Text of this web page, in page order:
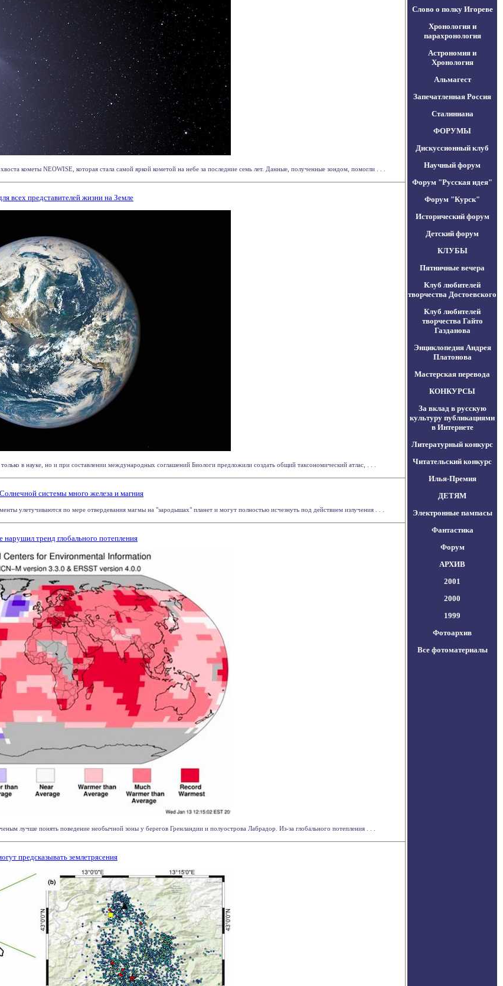
кометы NEOWISE, которая стала самой яркой кометой на небе за последние семь лет. Данные, полученные зондом, помогли . . .
всех представителей жизни на Земле
в науке, но и при составлении международных соглашений Биологи предложили создать общий таксономический атлас, . . .
системы много железа и магния
улетучиваются по мере отвердевания магмы на "зародышах" планет и могут полностью исчезнуть под действием излучения . . .
тренд глобального потепления
лучше понять поведение необычной зоны у берегов Гренландии и полуострова Лабрадор. Из-за глобального потепления . . .
предсказывать землетрясения
Слово о полку Игореве
Хронология и
парахронология
Астрономия и
Хронология
Альмагест
Запечатленная Россия
Сталиниана
ФОРУМЫ
Дискуссионный клуб
Научный форум
Форум "Русская идея"
Форум "Курск"
Исторический форум
Детский форум
КЛУБЫ
Пятничные вечера
Клуб любителей
творчества Достоевского
Клуб любителей
творчества Гайто
Газданова
Энциклопедия Андрея
Платонова
Мастерская перевода
КОНКУРСЫ
За вклад в русскую
культуру публикациями
в Интернете
Литературный конкурс
Читательский конкурс
Илья-Премия
ДЕТЯМ
Электронные пампасы
Фантастика
Форум
АРХИВ
2001
2000
1999
Фотоархив
Все фотоматериалы